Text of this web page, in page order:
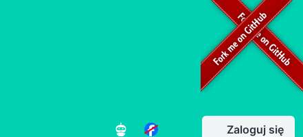
Zaloguj się